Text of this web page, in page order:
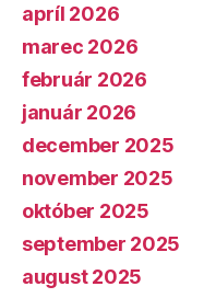
apríl 2026
marec 2026
február 2026
január 2026
december 2025
november 2025
október 2025
september 2025
august 2025